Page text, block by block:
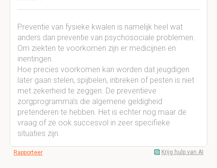
Preventie van fysieke kwalen is namelijk heel wat
anders dan preventie van psychosociale problemen.
Om ziekten te voorkomen zijn er medicijnen en
inentingen.
Hoe precies voorkomen kan worden dat jeugdigen
later gaan stelen, spijbelen, inbreken of pesten is niet
met zekerheid te zeggen. De preventieve
zorgprogramma’s die algemene geldigheid
pretenderen te hebben. Het is echter nog maar de
vraag of ze ook succesvol in zeer specifieke
situaties zijn.
Rapporteer Krijg hulp van AI